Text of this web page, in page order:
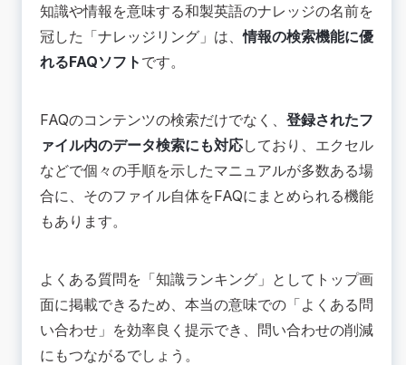
知識や情報を意味する和製英語のナレッジの名前を
冠した「ナレッジリング 」は、情報の検索機能に優
れるFAQソフト です。
FAQのコンテンツの検索だけでなく、 登録されたフ
ァイル内のデータ検索にも対応しており、エクセル
などで個々の手順を示したマニュアルが多数ある場
合に、そのファイル自体をFAQにまとめられる機能
もあります。
よくある質問を「知識ランキング」としてトップ画
面に掲載できるため、本当の意味での「よくある問
い合わせ」を効率良く提示でき、問い合わせの削減
にもつながるでしょう。